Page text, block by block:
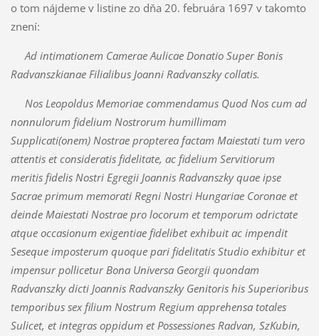
o tom nájdeme v listine zo dňa 20. februára 1697 v takomto
znení:
Ad intimationem Camerae Aulicae Donatio Super Bonis
Radvanszkianae Filialibus Joanni Radvanszky collatis.
Nos Leopoldus Memoriae commendamus Quod Nos cum ad
nonnulorum fidelium Nostrorum humillimam
Supplicati(onem) Nostrae propterea factam Maiestati tum vero
attentis et consideratis fidelitate, ac fidelium Servitiorum
meritis fidelis Nostri Egregii Joannis Radvanszky quae ipse
Sacrae primum memorati Regni Nostri Hungariae Coronae et
deinde Maiestati Nostrae pro locorum et temporum odrictate
atque occasionum exigentiae fidelibet exhibuit ac impendit
Seseque imposterum quoque pari fidelitatis Studio exhibitur et
impensur pollicetur Bona Universa Georgii quondam
Radvanszky dicti Joannis Radvanszky Genitoris his Superioribus
temporibus sex filium Nostrum Regium apprehensa totales
Sulicet, et integras oppidum et Possessiones Radvan, SzKubin,